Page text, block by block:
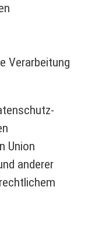
Verarbeitung
Union
anderer